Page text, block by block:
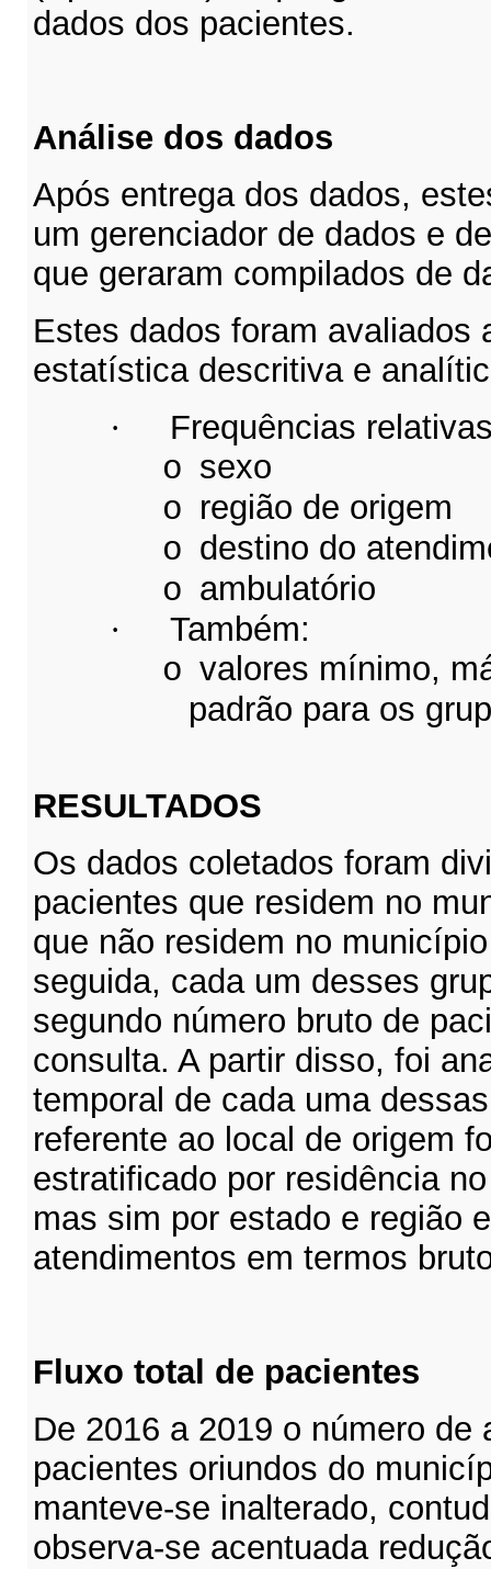
dados dos pacientes.
Análise dos dados
Após entrega dos dados,
um gerenciador de dados e
que geraram compilados de
Estes dados foram avaliados
estatística descritiva e
·
Frequências
o sexo
o região de origem
o destino do
o ambulatório
·
Também:
o valores mínimo,
padrão para os
RESULTADOS
Os dados coletados foram
pacientes que residem no
que não residem no
seguida, cada um desses
segundo número bruto de
consulta. A partir disso, foi
temporal de cada uma
referente ao local de origem
estratificado por residência
mas sim por estado e região
atendimentos em termos
Fluxo total de pacientes
De 2016 a 2019 o número de
pacientes oriundos do
manteve-se inalterado,
observa-se acentuada